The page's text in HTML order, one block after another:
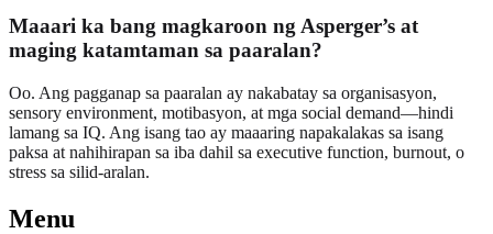
Maaari ka bang magkaroon ng Asperger’s at
maging katamtaman sa paaralan?
Oo. Ang pagganap sa paaralan ay nakabatay sa organisasyon,
sensory environment, motibasyon, at mga social demand—hindi
lamang sa IQ. Ang isang tao ay maaaring napakalakas sa isang
paksa at nahihirapan sa iba dahil sa executive function, burnout, o
stress sa silid-aralan.
Menu